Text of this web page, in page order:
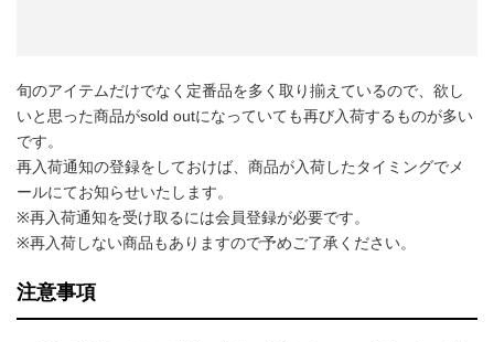
旬のアイテムだけでなく定番品を多く取り揃えているので、欲し
いと思った商品がsold outになっていても再び入荷するものが多い
です。
再入荷通知の登録をしておけば、商品が入荷したタイミングでメ
ールにてお知らせいたします。
※再入荷通知を受け取るには会員登録が必要です。
※再入荷しない商品もありますので予めご了承ください。
注意事項